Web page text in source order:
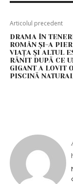
Articolul precedent
DRAMA ÎN
ROMÂN ȘI-A
VIAȚA ȘI ALTUL
RĂNIT DUPĂ CE
GIGANT A LOVIT O
PISCINĂ